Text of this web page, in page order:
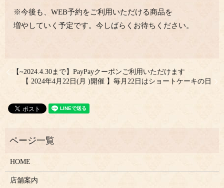
※今後も、WEB予約をご利用いただける商品を
増やしていく予定です。今しばらくお待ちください。
【~2024.4.30まで】PayPayクーポンご利用いただけます
【 2024年4月22日(月 )開催 】毎月22日はショートケーキの日
HOME
店舗案内